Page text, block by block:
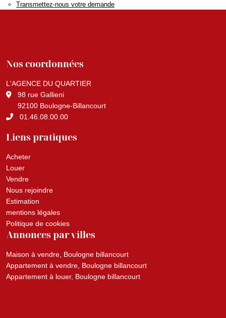
Transmettez-nous votre demande
Nos coordonnées
L'AGENCE DU QUARTIER
98 rue Gallieni
92100 Boulogne-Billancourt
01.46.08.00.00
Liens pratiques
Acheter
Louer
Vendre
Nous rejoindre
Estimation
mentions légales
Politique de cookies
Annonces par villes
Maison à vendre, Boulogne billancourt
Appartement à vendre, Boulogne billancourt
Appartement à louer, Boulogne billancourt